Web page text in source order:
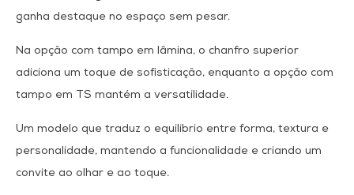
ganha destaque no espaço sem pesar.
Na opção com tampo em lâmina, o chanfro superior
adiciona um toque de sofisticação, enquanto a opção com
tampo em TS mantém a versatilidade.
Um modelo que traduz o equilíbrio entre forma, textura e
personalidade, mantendo a funcionalidade e criando um
convite ao olhar e ao toque.